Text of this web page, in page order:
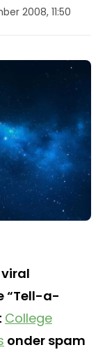
2008, 11:50
“Tell-a-
College
onder spam